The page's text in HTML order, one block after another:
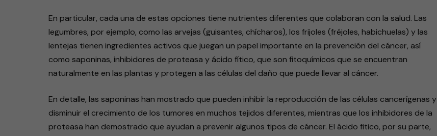
En particular, cada una de estas opciones tiene nutrientes diferentes que colaboran con la salud. Las
legumbres, por ejemplo, como las arvejas (guisantes, chícharos), los frijoles (fréjoles, habichuelas) y las
lentejas tienen ingredientes activos que juegan un papel importante en la prevención del cáncer, así
como saponinas, inhibidores de proteasa y ácido fítico, que son fitoquímicos que se encuentran
naturalmente en las plantas y protegen a las células del daño que puede llevar al cáncer.
En detalle, las saponinas han mostrado que pueden inhibir la reproducción de las células cancerígenas y
disminuir el crecimiento de los tumores en muchos tejidos diferentes, mientras que los inhibidores de la
proteasa han demostrado que ayudan a prevenir algunos tipos de cáncer. El ácido fitico, por su parte,